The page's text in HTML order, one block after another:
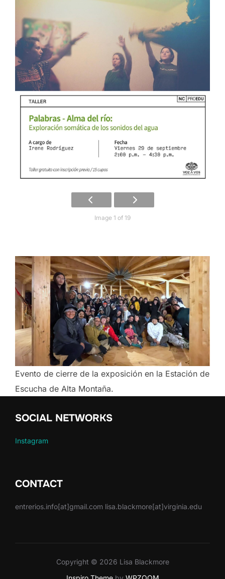
Image 1 of 19
Evento de cierre de la exposición en la Estación de
Escucha de Alta Montaña.
SOCIAL NETWORKS
Instagram
CONTACT
entrerios.info[at]gmail.com lisa.blackmore[at]virginia.edu
Copyright © 2026 Lisa Blackmore